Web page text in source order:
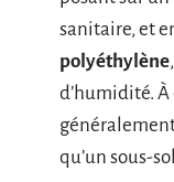
sanitaire, et
polyéthylène
d’humidité.
qu’un sous-